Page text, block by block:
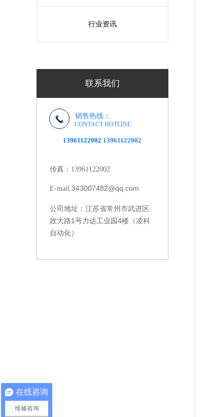
行业资讯
联系我们
销售热线：
CONTACT HOTLINE
13961122002 13961122002
传真：13961122002
E-mail:343007482@qq.com
公司地址： 江苏省常州市武进区
政大路1号力达工业园4楼（凌科
自动化）
在线咨询
维修咨询